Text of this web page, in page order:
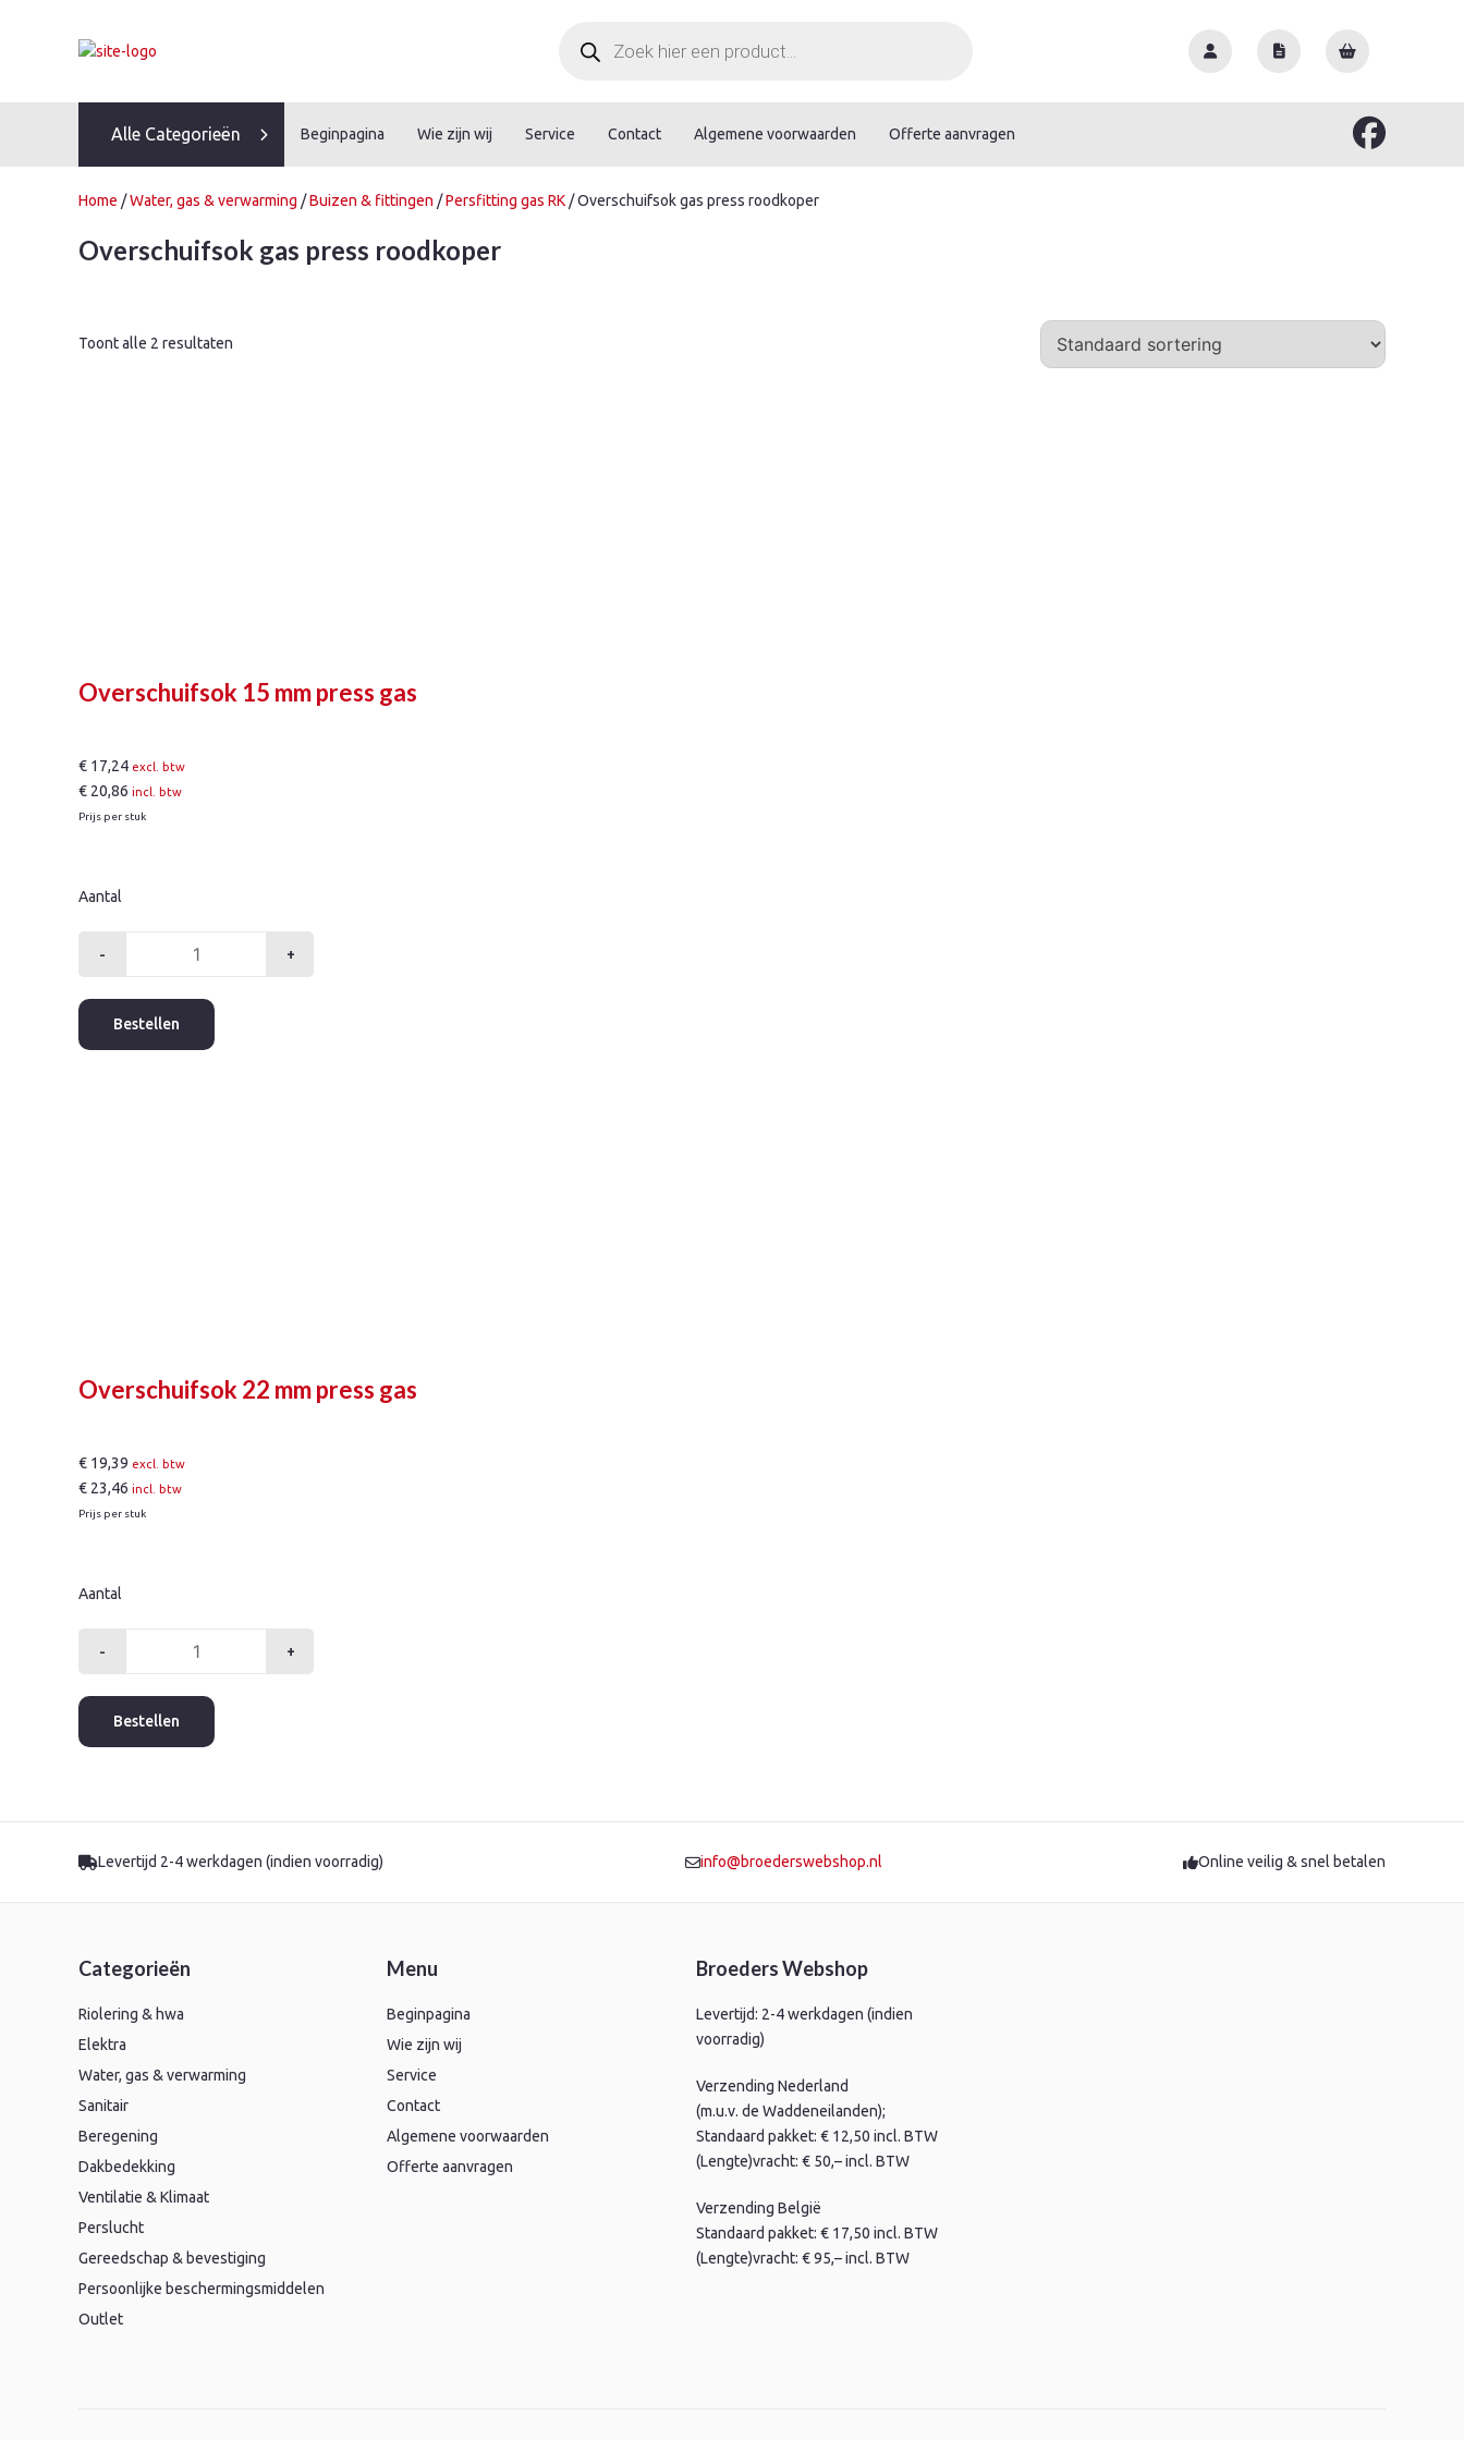
zoeken
Alle Categorieën Beginpagina Wie zijn wij Service Contact Algemene voorwaarden Offerte aanvragen
Home /Water, gas & verwarming /Buizen & fittingen /Persfitting gas RK / Overschuifsok gas press roodkoper
Overschuifsok gas press roodkoper
Toont alle 2 resultaten
Overschuifsok 15 mm press gas
€ 17,24 excl. btw
€ 20,86 incl. btw
Prijs per stuk
Aantal
-
mm
press
+
Bestellen
Overschuifsok 22 mm press gas
€ 19,39 excl. btw
€ 23,46 incl. btw
Prijs per stuk
Aantal
-
mm
press
+
Bestellen
Levertijd 2-4 werkdagen (indien voorradig) info@broederswebshop.nl Online veilig & snel betalen
Categorieën
Riolering & hwa
Elektra
Water, gas & verwarming
Sanitair
Beregening
Dakbedekking
Ventilatie & Klimaat
Perslucht
Gereedschap & bevestiging
Persoonlijke beschermingsmiddelen
Outlet
Menu
Beginpagina
Wie zijn wij
Service
Contact
Algemene voorwaarden
Offerte aanvragen
Broeders Webshop
Levertijd: 2-4 werkdagen (indien
voorradig)
Verzending Nederland
(m.u.v. de Waddeneilanden);
Standaard pakket: € 12,50 incl. BTW
(Lengte)vracht: € 50,– incl. BTW
Verzending België
Standaard pakket: € 17,50 incl. BTW
(Lengte)vracht: € 95,– incl. BTW